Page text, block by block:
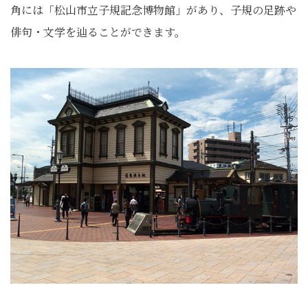
角には「松山市立子規記念博物館」があり、子規の足跡や
俳句・文学を辿ることができます。